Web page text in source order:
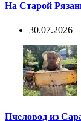
На Старой
30.07.2026
Пчеловод из